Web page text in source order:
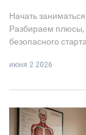
Начать
Разбираем плюсы,
безопасного
июня 2 2026